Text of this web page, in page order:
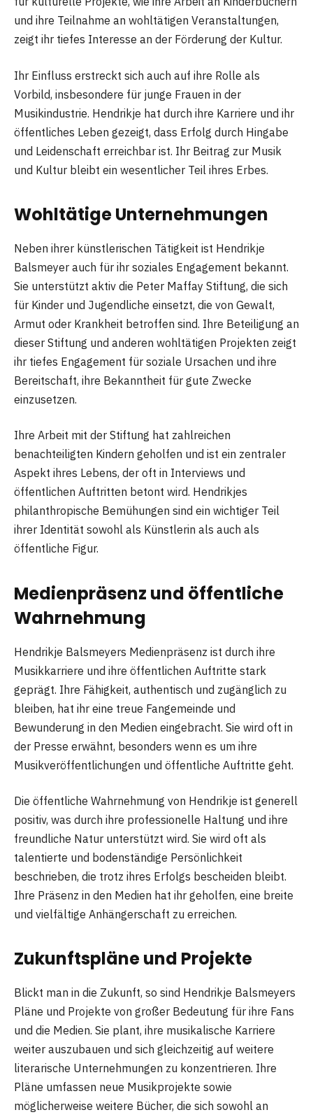
und ihre Teilnahme an wohltätigen Veranstaltungen,
zeigt ihr tiefes Interesse an der Förderung der Kultur.
Ihr Einfluss erstreckt sich auch auf ihre Rolle als
Vorbild, insbesondere für junge Frauen in der
Musikindustrie. Hendrikje hat durch ihre Karriere und ihr
öffentliches Leben gezeigt, dass Erfolg durch Hingabe
und Leidenschaft erreichbar ist. Ihr Beitrag zur Musik
und Kultur bleibt ein wesentlicher Teil ihres Erbes.
Wohltätige Unternehmungen
Neben ihrer künstlerischen Tätigkeit ist Hendrikje
Balsmeyer auch für ihr soziales Engagement bekannt.
Sie unterstützt aktiv die Peter Maffay Stiftung, die sich
für Kinder und Jugendliche einsetzt, die von Gewalt,
Armut oder Krankheit betroffen sind. Ihre Beteiligung an
dieser Stiftung und anderen wohltätigen Projekten zeigt
ihr tiefes Engagement für soziale Ursachen und ihre
Bereitschaft, ihre Bekanntheit für gute Zwecke
einzusetzen.
Ihre Arbeit mit der Stiftung hat zahlreichen
benachteiligten Kindern geholfen und ist ein zentraler
Aspekt ihres Lebens, der oft in Interviews und
öffentlichen Auftritten betont wird. Hendrikjes
philanthropische Bemühungen sind ein wichtiger Teil
ihrer Identität sowohl als Künstlerin als auch als
öffentliche Figur.
Medienpräsenz und öffentliche
Wahrnehmung
Hendrikje Balsmeyers Medienpräsenz ist durch ihre
Musikkarriere und ihre öffentlichen Auftritte stark
geprägt. Ihre Fähigkeit, authentisch und zugänglich zu
bleiben, hat ihr eine treue Fangemeinde und
Bewunderung in den Medien eingebracht. Sie wird oft in
der Presse erwähnt, besonders wenn es um ihre
Musikveröffentlichungen und öffentliche Auftritte geht.
Die öffentliche Wahrnehmung von Hendrikje ist generell
positiv, was durch ihre professionelle Haltung und ihre
freundliche Natur unterstützt wird. Sie wird oft als
talentierte und bodenständige Persönlichkeit
beschrieben, die trotz ihres Erfolgs bescheiden bleibt.
Ihre Präsenz in den Medien hat ihr geholfen, eine breite
und vielfältige Anhängerschaft zu erreichen.
Zukunftspläne und Projekte
Blickt man in die Zukunft, so sind Hendrikje Balsmeyers
Pläne und Projekte von großer Bedeutung für ihre Fans
und die Medien. Sie plant, ihre musikalische Karriere
weiter auszubauen und sich gleichzeitig auf weitere
literarische Unternehmungen zu konzentrieren. Ihre
Pläne umfassen neue Musikprojekte sowie
möglicherweise weitere Bücher, die sich sowohl an